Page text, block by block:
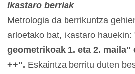
Ikastaro berriak
Metrologia da berrikuntza
arloetako bat, ikastaro hauekin:
geometrikoak 1. eta 2. maila"
++". Eskaintza berritu duten